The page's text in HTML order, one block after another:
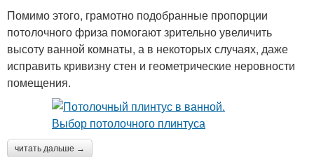
Помимо этого, грамотно подобранные пропорции
потолочного фриза помогают зрительно увеличить
высоту ванной комнаты, а в некоторых случаях, даже
исправить кривизну стен и геометрические неровности
помещения.
читать дальше →